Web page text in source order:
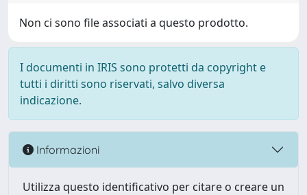
Non ci sono file associati a questo prodotto.
I documenti in IRIS sono protetti da copyright e
tutti i diritti sono riservati, salvo diversa
indicazione.
Informazioni
Utilizza questo identificativo per citare o creare un